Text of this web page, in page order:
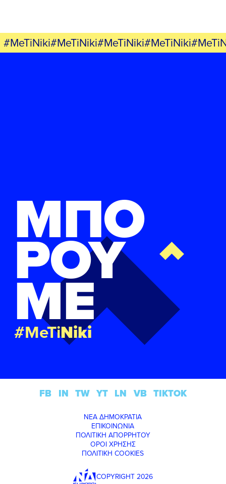
ΜΠΟ
ΡΟΥ
ΜΕ
#MeTiNiki
COPYRIGHT 2026
ΝΕΑ ΔΗΜΟΚΡΑΤΙΑ
ΕΠΙΚΟΙΝΩΝΙΑ
ΠΟΛΙΤΙΚΗ ΑΠΟΡΡΗΤΟΥ
ΟΡΟΙ ΧΡΗΣΗΣ
ΠΟΛΙΤΙΚΗ COOKIES
FB IN TW YT LN VB TIKTOK